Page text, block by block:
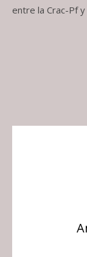
entre la Crac-Pf